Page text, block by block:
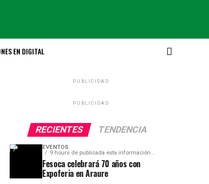
EN DIGITAL
PUBLICIDAD
PUBLICIDAD
RECIENTES TENDENCIA
EVENTOS
9 hours de publicada esta información...
Fesoca celebrará 70 años con
Expoferia en Araure